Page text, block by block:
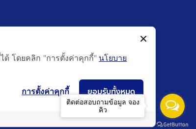
ติดต่อสอบถามข้อมูล จอง
คิว
ด้ โดยคลิก "การตั้งค่าคุกกี้" นโยบาย
ยอมรับทั้งหมด
การตั้งค่าคุกกี้